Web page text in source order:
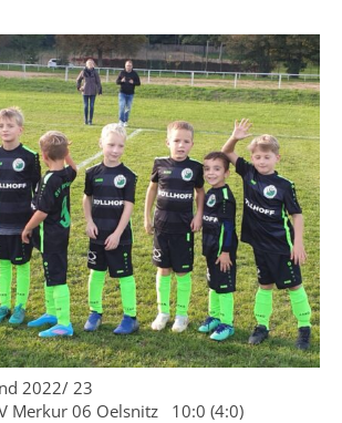
2022/ 23
Merkur 06 Oelsnitz 10:0 (4:0)